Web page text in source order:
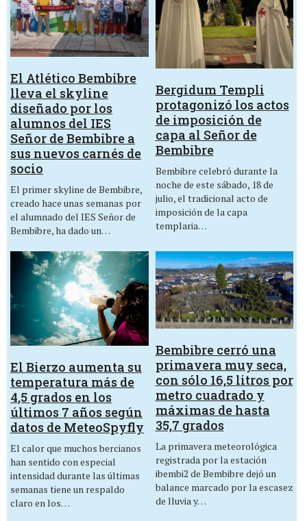
El Atlético Bembibre
lleva el skyline
diseñado por los
alumnos del IES
Señor de Bembibre a
sus nuevos carnés de
socio
El primer skyline de Bembibre,
creado hace unas semanas por
el alumnado del IES Señor de
Bembibre, ha dado un…
Bergidum Templi
protagonizó los actos
de imposición de
capa al Señor de
Bembibre
Bembibre celebró durante la
noche de este sábado, 18 de
julio, el tradicional acto de
imposición de la capa
templaria…
El Bierzo aumenta su
temperatura más de
4,5 grados en los
últimos 7 años según
datos de MeteoSpyfly
El calor que muchos bercianos
han sentido con especial
intensidad durante las últimas
semanas tiene un respaldo
claro en los…
Bembibre cerró una
primavera muy seca,
con sólo 16,5 litros por
metro cuadrado y
máximas de hasta
35,7 grados
La primavera meteorológica
registrada por la estación
ibembi2 de Bembibre dejó un
balance marcado por la escasez
de lluvia y…